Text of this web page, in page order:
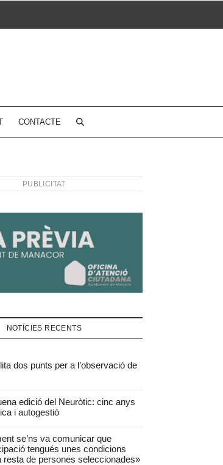
CONTACTE
PUBLICITAT
NOTÍCIES RECENTS
dos punts per a l’observació de
edició del Neuròtic: cinc anys
i autogestió
se’ns va comunicar que
tengués unes condicions
resta de persones seleccionades»